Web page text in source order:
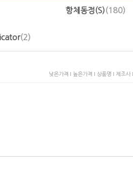
항체동정(S)(180)
(2)
낮은가격 I 높은가격 I 상품명 I 제조사 I